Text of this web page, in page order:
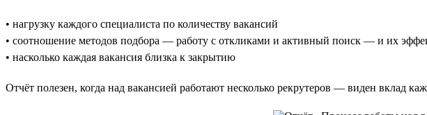
• нагрузку каждого специалиста по количеству вакансий
• соотношение методов подбора — работу с откликами и активный поиск — и их
• насколько каждая вакансия близка к закрытию
Отчёт полезен, когда над вакансией работают несколько рекрутеров — виден вклад